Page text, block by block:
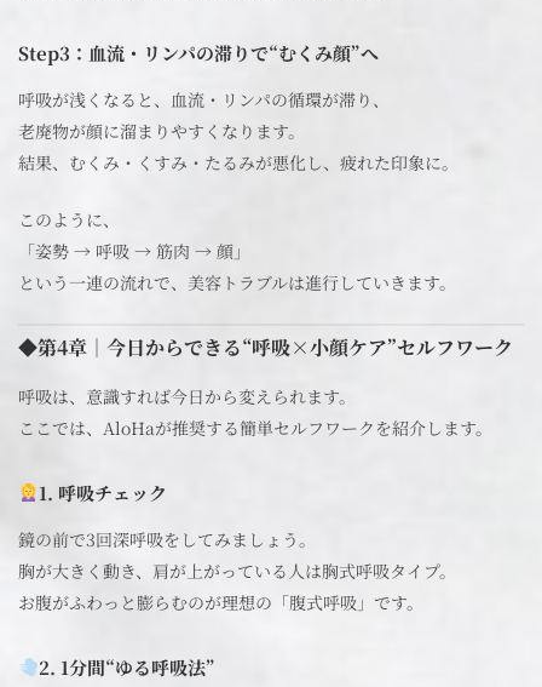
Step3：血流・リンパの滞りで“むくみ顔”へ
呼吸が浅くなると、血流・リンパの循環が滞り、
老廃物が顔に溜まりやすくなります。
結果、むくみ・くすみ・たるみが悪化し、疲れた印象に。
このように、
「姿勢 → 呼吸 → 筋肉 → 顔」
という一連の流れで、美容トラブルは進行していきます。
◆第4章｜今日からできる“呼吸×小顔ケア”セルフワーク
呼吸は、意識すれば今日から変えられます。
ここでは、AloHaが推奨する簡単セルフワークを紹介します。
1. 呼吸チェック
鏡の前で3回深呼吸をしてみましょう。
胸が大きく動き、肩が上がっている人は胸式呼吸タイプ。
お腹がふわっと膨らむのが理想の「腹式呼吸」です。
2. 1分間“ゆる呼吸法”